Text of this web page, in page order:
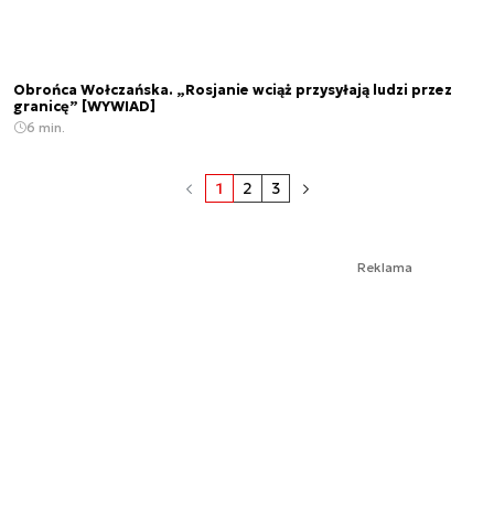
Obrońca Wołczańska. „Rosjanie wciąż przysyłają ludzi przez
granicę” [WYWIAD]
6 min.
1 2 3
Reklama